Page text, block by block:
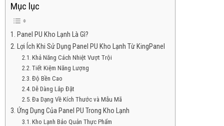
Mục lục
Panel PU Kho Lạnh Là Gì?
Lợi Ích Khi Sử Dụng Panel PU Kho Lạnh Từ KingPanel
Khả Năng Cách Nhiệt Vượt Trội
Tiết Kiệm Năng Lượng
Độ Bền Cao
Dễ Dàng Lắp Đặt
Đa Dạng Về Kích Thước và Mẫu Mã
Ứng Dụng Của Panel PU Trong Kho Lạnh
Kho Lạnh Bảo Quản Thực Phẩm